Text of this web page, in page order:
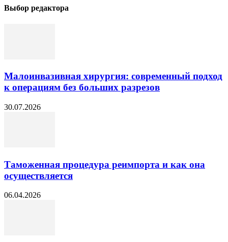
Выбор редактора
Малоинвазивная хирургия: современный подход
к операциям без больших разрезов
30.07.2026
Таможенная процедура реимпорта и как она
осуществляется
06.04.2026